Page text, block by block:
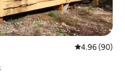
レビュー90件
4.96 (90)